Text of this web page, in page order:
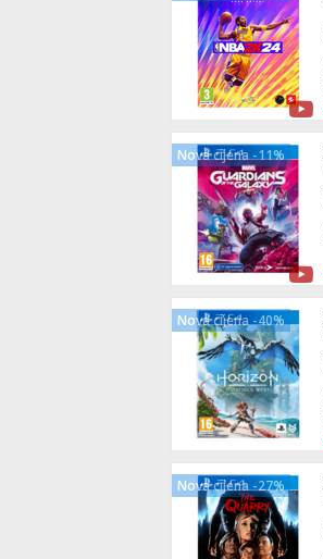
Nova cijena -11%
Nova cijena -40%
Nova cijena -27%